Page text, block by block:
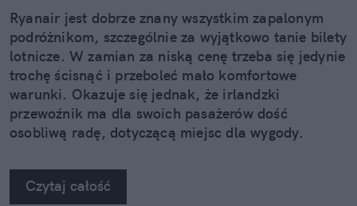
Ryanair jest dobrze znany wszystkim zapalonym
podróżnikom, szczególnie za wyjątkowo tanie bilety
lotnicze. W zamian za niską cenę trzeba się jedynie
trochę ścisnąć i przeboleć mało komfortowe
warunki. Okazuje się jednak, że irlandzki
przewoźnik ma dla swoich pasażerów dość
osobliwą radę, dotyczącą miejsc dla wygody.
Czytaj całość